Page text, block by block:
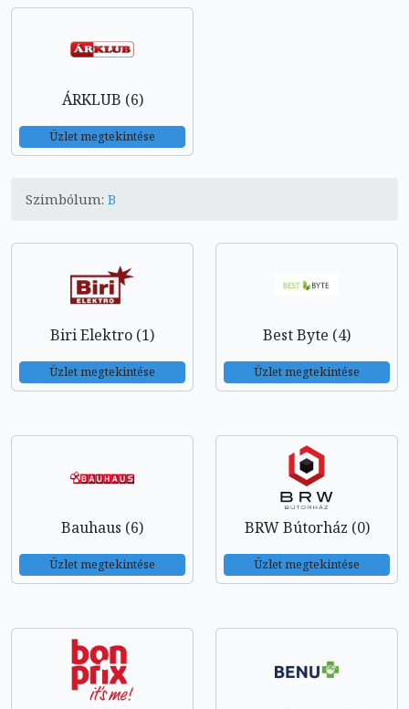
ÁRKLUB (6)
Üzlet megtekintése
Szimbólum: B
Biri Elektro (1)
Üzlet megtekintése
Best Byte (4)
Üzlet megtekintése
Bauhaus (6)
Üzlet megtekintése
BRW Bútorház (0)
Üzlet megtekintése